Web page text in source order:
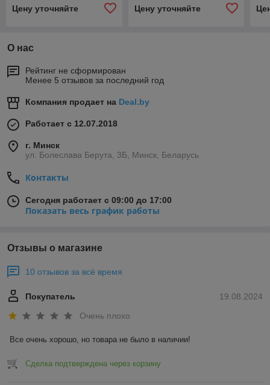
Цену уточняйте
(ПКМ-4-40Р)
Цену уточняйте
О нас
Рейтинг не сформирован
Менее 5 отзывов за последний год
Компания продает на Deal.by
Работает с 12.07.2018
г. Минск
ул. Болеслава Берута, 3Б, Минск, Беларусь
Контакты
Сегодня работает с 09:00 до 17:00
Показать весь график работы
Отзывы о магазине
10 отзывов за всё время
19.08.2024
Покупатель
Очень плохо
Все очень хорошо, но товара не было в наличии!
Сделка подтверждена через корзину